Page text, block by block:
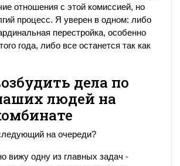
отношения с этой комиссией, но
процесс. Я уверен в одном: либо
перестройка, особенно
года, либо все останется так как
дела по
людей на
на очереди?
вижу одну из главных задач -